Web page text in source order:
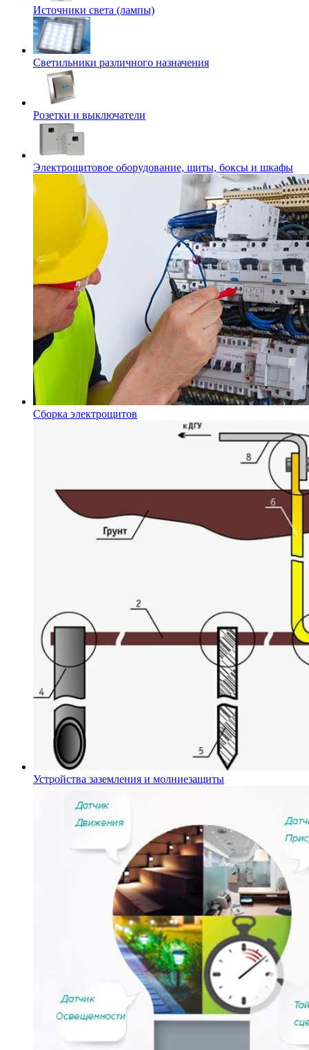
Источники света (лампы)
Светильники различного назначения
Розетки и выключатели
Электрощитовое оборудование, щиты, боксы и шкафы
Сборка электрощитов
Устройства заземления и молниезащиты